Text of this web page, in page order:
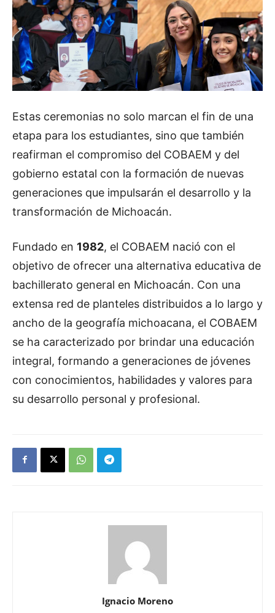
Estas ceremonias no solo marcan el fin de una
etapa para los estudiantes, sino que también
reafirman el compromiso del COBAEM y del
gobierno estatal con la formación de nuevas
generaciones que impulsarán el desarrollo y la
transformación de Michoacán.
Fundado en 1982, el COBAEM nació con el
objetivo de ofrecer una alternativa educativa de
bachillerato general en Michoacán. Con una
extensa red de planteles distribuidos a lo largo y
ancho de la geografía michoacana, el COBAEM
se ha caracterizado por brindar una educación
integral, formando a generaciones de jóvenes
con conocimientos, habilidades y valores para
su desarrollo personal y profesional.
Ignacio Moreno